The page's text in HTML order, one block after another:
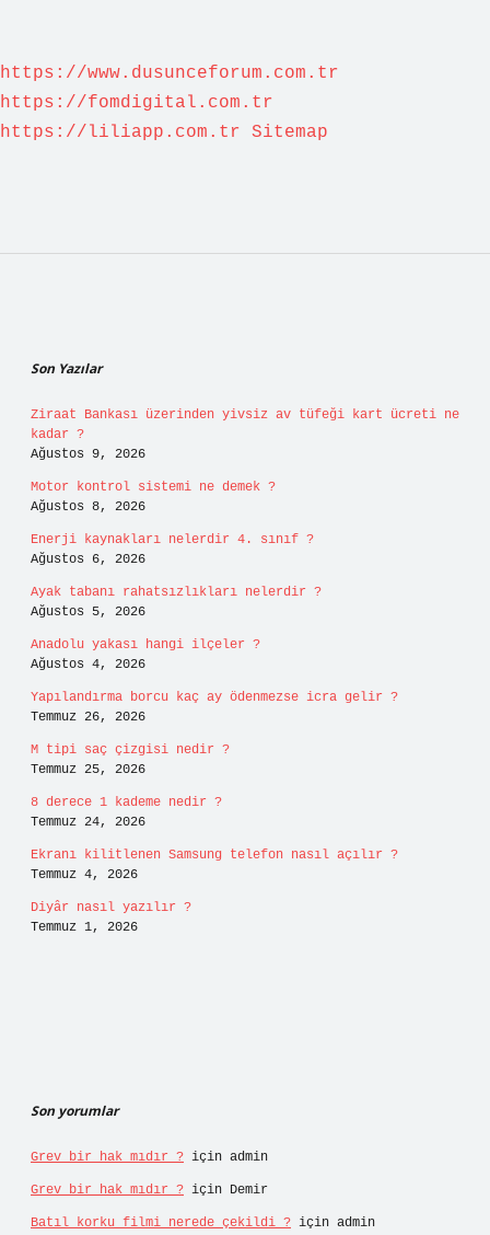
https://www.dusunceforum.com.tr
https://fomdigital.com.tr
https://liliapp.com.tr
Sitemap
Son Yazılar
Ziraat Bankası üzerinden yivsiz av tüfeği kart ücreti ne
kadar ?
Ağustos 9, 2026
Motor kontrol sistemi ne demek ?
Ağustos 8, 2026
Enerji kaynakları nelerdir 4. sınıf ?
Ağustos 6, 2026
Ayak tabanı rahatsızlıkları nelerdir ?
Ağustos 5, 2026
Anadolu yakası hangi ilçeler ?
Ağustos 4, 2026
Yapılandırma borcu kaç ay ödenmezse icra gelir ?
Temmuz 26, 2026
M tipi saç çizgisi nedir ?
Temmuz 25, 2026
8 derece 1 kademe nedir ?
Temmuz 24, 2026
Ekranı kilitlenen Samsung telefon nasıl açılır ?
Temmuz 4, 2026
Diyâr nasıl yazılır ?
Temmuz 1, 2026
Son yorumlar
Grev bir hak mıdır ? için admin
Grev bir hak mıdır ? için Demir
Batıl korku filmi nerede çekildi ? için admin